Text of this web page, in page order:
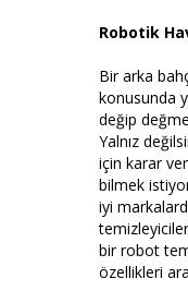
Robotik
Bir arka
konusunda
değip
Yalnız
için karar
bilmek
iyi
bir robot
özellikleri